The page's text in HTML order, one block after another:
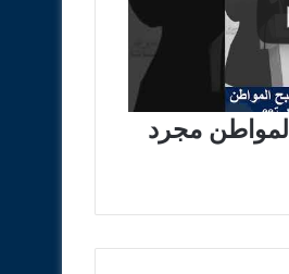
مجرد